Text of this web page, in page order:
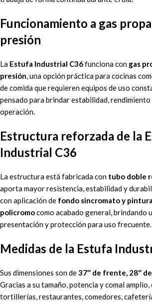
Funcionamiento a gas
presión
La Estufa Industrial C36funciona con gas
presión, una opción práctica para cocinas
de comida que requieren equipos de uso
pensado para brindar estabilidad,
operación.
Estructura reforzada de la
Industrial C36
La estructura está fabricada con tubo doble
aporta mayor resistencia, estabilidad y
con aplicación de fondo sincromato y
policromocomo acabado general, brindando
presentación y protección para uso frecuente.
Medidas de la Estufa
Sus dimensiones son de37″ de frente, 28″
Gracias a su tamaño, potencia y comal amplio,
tortillerías, restaurantes, comedores,